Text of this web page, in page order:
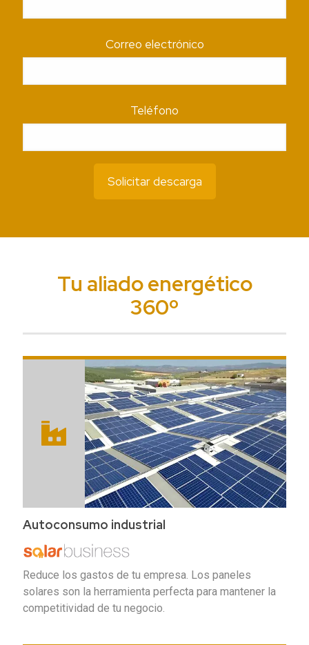
Correo electrónico
Teléfono
Tu aliado energético
360º
Autoconsumo industrial
Reduce los gastos de tu empresa. Los paneles
solares son la herramienta perfecta para mantener la
competitividad de tu negocio.